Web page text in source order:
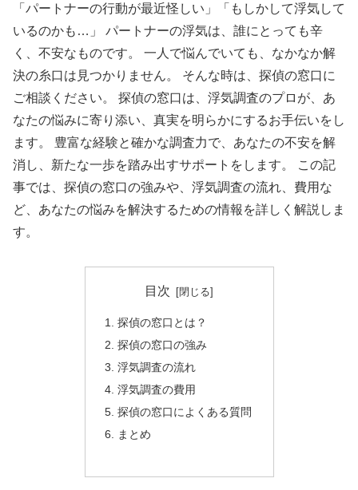
「パートナーの行動が最近怪しい」「もしかして浮気して
いるのかも…」 パートナーの浮気は、誰にとっても辛
く、不安なものです。 一人で悩んでいても、なかなか解
決の糸口は見つかりません。 そんな時は、探偵の窓口に
ご相談ください。 探偵の窓口は、浮気調査のプロが、あ
なたの悩みに寄り添い、真実を明らかにするお手伝いをし
ます。 豊富な経験と確かな調査力で、あなたの不安を解
消し、新たな一歩を踏み出すサポートをします。 この記
事では、探偵の窓口の強みや、浮気調査の流れ、費用な
ど、あなたの悩みを解決するための情報を詳しく解説しま
す。
目次
探偵の窓口とは？
探偵の窓口の強み
浮気調査の流れ
浮気調査の費用
探偵の窓口によくある質問
まとめ